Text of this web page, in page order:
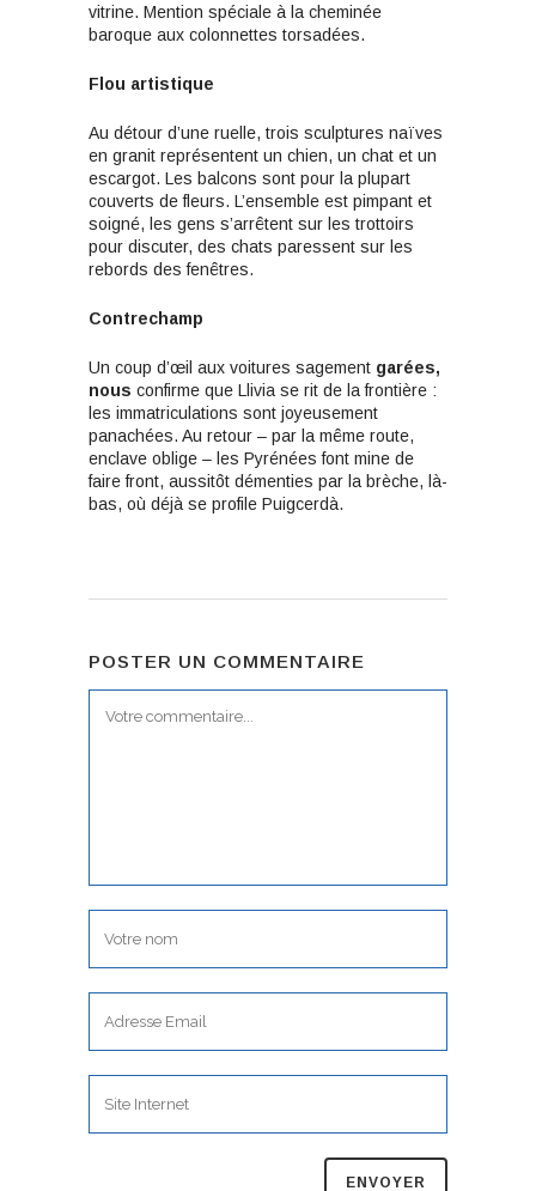
vitrine. Mention spéciale à la cheminée
baroque aux colonnettes torsadées.
Flou artistique
Au détour d’une ruelle, trois sculptures naïves
en granit représentent un chien, un chat et un
escargot. Les balcons sont pour la plupart
couverts de fleurs. L’ensemble est pimpant et
soigné, les gens s’arrêtent sur les trottoirs
pour discuter, des chats paressent sur les
rebords des fenêtres.
Contrechamp
Un coup d’œil aux voitures sagement garées,
nous confirme que Llivia se rit de la frontière :
les immatriculations sont joyeusement
panachées. Au retour – par la même route,
enclave oblige – les Pyrénées font mine de
faire front, aussitôt démenties par la brèche, là-
bas, où déjà se profile Puigcerdà.
POSTER UN COMMENTAIRE